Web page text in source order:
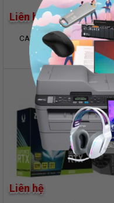
CARD MÀN HÌNH GIGABYTE
GEFORCE RTX 3060
WINDFORCE OC 12G (GV-
N3060WF2OC-12GD)
Liên hệ
Liên hệ